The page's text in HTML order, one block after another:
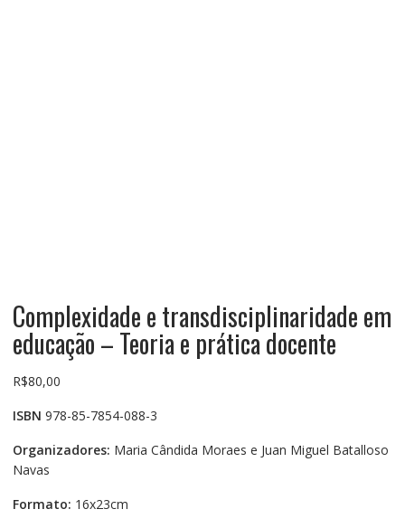
Complexidade e transdisciplinaridade em
educação – Teoria e prática docente
R$80,00
ISBN 978-85-7854-088-3
Organizadores: Maria Cândida Moraes e Juan Miguel Batalloso
Navas
Formato: 16x23cm